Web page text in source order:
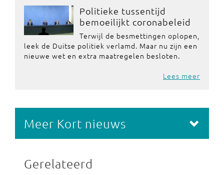
Politieke tussentijd
bemoeilijkt coronabeleid
Terwijl de besmettingen oplopen,
leek de Duitse politiek verlamd. Maar nu zijn een
nieuwe wet en extra maatregelen besloten.
Lees meer
Meer Kort nieuws
Gerelateerd